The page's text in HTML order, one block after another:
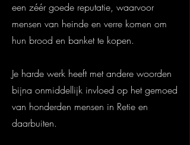
een zéér goede reputatie, waarvoor
mensen van heinde en verre komen om
hun brood en banket te kopen.
Je harde werk heeft met andere woorden
bijna onmiddellijk invloed op het gemoed
van honderden mensen in Retie en
daarbuiten.